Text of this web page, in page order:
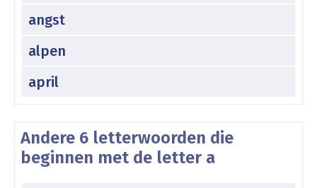
angst
alpen
april
Andere 6 letterwoorden die
beginnen met de letter a